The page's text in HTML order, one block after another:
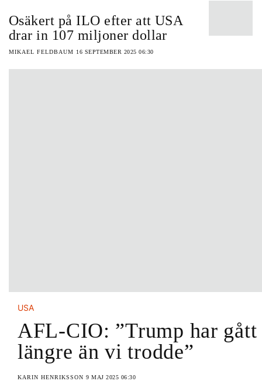
Osäkert på ILO efter att USA
drar in 107 miljoner dollar
MIKAEL FELDBAUM 16 SEPTEMBER 2025 06:30
USA
AFL-CIO: ”Trump har gått
längre än vi trodde”
KARIN HENRIKSSON 9 MAJ 2025 06:30